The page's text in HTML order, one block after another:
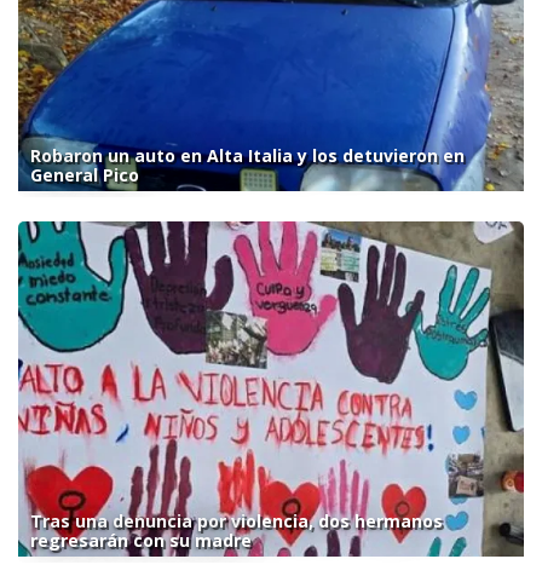
Robaron un auto en Alta Italia y los detuvieron en
General Pico
Tras una denuncia por violencia, dos hermanos
regresarán con su madre